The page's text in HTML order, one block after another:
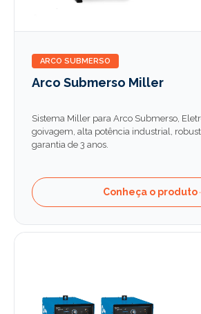
ARCO SUBMERSO
Arco Submerso Miller
Sistema Miller para Arco Submerso,
goivagem, alta potência industrial,
garantia de 3 anos.
Conheça o produto